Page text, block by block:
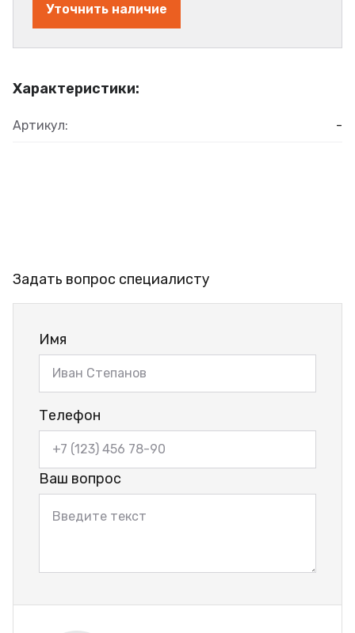
Характеристики:
Артикул: -
Уточнить наличие
Задать вопрос специалисту
Имя
Телефон
Ваш вопрос